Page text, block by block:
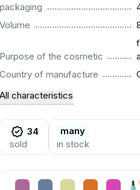
packaging
Volume
Purpose of the cosmetic
Country of manufacture
All characteristics
34
sold
many
in stock